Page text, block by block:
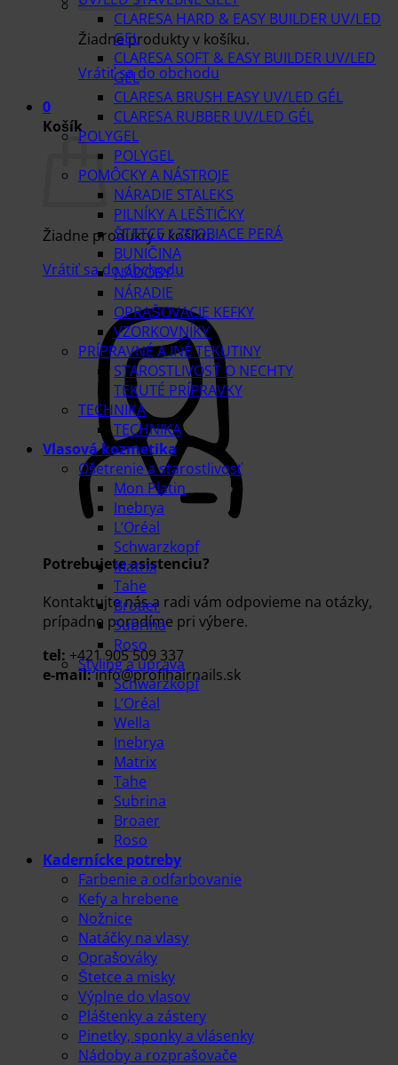
Žiadne produkty v košíku.
Vrátiť sa do obchodu
0
Košík
Žiadne produkty v košíku.
Vrátiť sa do obchodu
Potrebujete asistenciu?
Kontaktujte nás a radi vám odpovieme na otázky,
prípadne poradíme pri výbere.
tel: +421 905 509 337
e-mail:info@profihairnails.sk
CLARESA HARD & EASY BUILDER UV/LED
GEL
CLARESA SOFT & EASY BUILDER UV/LED
GEL
CLARESA BRUSH EASY UV/LED GÉL
CLARESA RUBBER UV/LED GÉL
POLYGEL
POLYGEL
POMÔCKY A NÁSTROJE
NÁRADIE STALEKS
PILNÍKY A LEŠTIČKY
ŠTETCE / ZDOBIACE PERÁ
BUNIČINA
NÁDOBY
NÁRADIE
OPRAŠOVACIE KEFKY
VZORKOVNÍKY
PRÍPRAVNÉ A INÉ TEKUTINY
STAROSTLIVOSŤ O NECHTY
TEKUTÉ PRÍPRAVKY
TECHNIKA
TECHNIKA
Vlasová kozmetika
Ošetrenie a starostlivosť
Mon Platin
Inebrya
L’Oréal
Schwarzkopf
Matrix
Tahe
Broaer
Subrina
Roso
Styling a úprava
Schwarzkopf
L’Oréal
Wella
Inebrya
Matrix
Tahe
Subrina
Broaer
Roso
Kadernícke potreby
Farbenie a odfarbovanie
Kefy a hrebene
Nožnice
Natáčky na vlasy
Oprašováky
Štetce a misky
Výplne do vlasov
Pláštenky a zástery
Pinetky, sponky a vlásenky
Nádoby a rozprašovače